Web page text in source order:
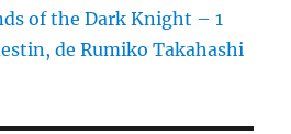
of the Dark Knight – 1
de Rumiko Takahashi